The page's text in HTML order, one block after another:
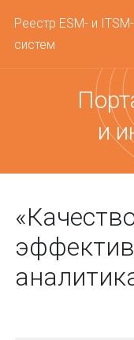
Реестр ESM- и ITSM-
систем
и